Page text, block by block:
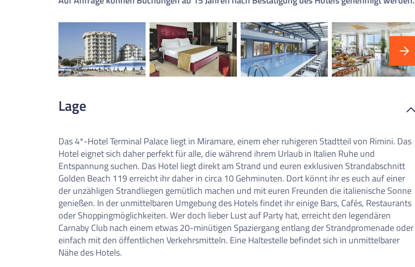
0Reise/n auf deiner Merkliste
Keine Reisen auf der Merkliste
Lage
Das 4*-Hotel Terminal Palace liegt in Miramare, einem eher ruhigeren Stadtteil von Rimini. Das
Hotel eignet sich daher perfekt für alle, die während ihrem Urlaub in Italien Ruhe und
Entspannung suchen. Das Hotel liegt direkt am Strand und euren exklusiven Strandabschnitt
Golden Beach 119 erreicht ihr daher in circa 10 Gehminuten. Dort könnt ihr es euch auf einer
der unzähligen Strandliegen gemütlich machen und mit euren Freunden die italienische Sonne
genießen. In der unmittelbaren Umgebung des Hotels findet ihr einige Bars, Cafés, Restaurants
oder Shoppingmöglichkeiten. Wer doch lieber Lust auf Party hat, erreicht den legendären
Carnaby Club nach einem etwas 20-minütigen Spaziergang entlang der Strandpromenade oder
einfach mit den öffentlichen Verkehrsmitteln. Eine Haltestelle befindet sich in unmittelbarer
Nähe des Hotels.